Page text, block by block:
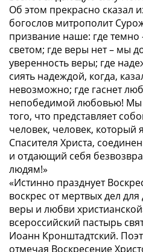
Об этом прекрасно сказал
богослов митрополит
призвание наше: где
светом; где веры нет – мы
уверенность веры; где
сиять надеждой, когда,
невозможно; где гаснет
непобедимой любовью!
того, что представляет
человек, человек,
Спасителя Христа,
и отдающий себя
людям!»
«Истинно празднует
воскрес от мертвых дел
веры и любви
всероссийский пастырь
Иоанн Кронштадтский.
отмечая Воскресение